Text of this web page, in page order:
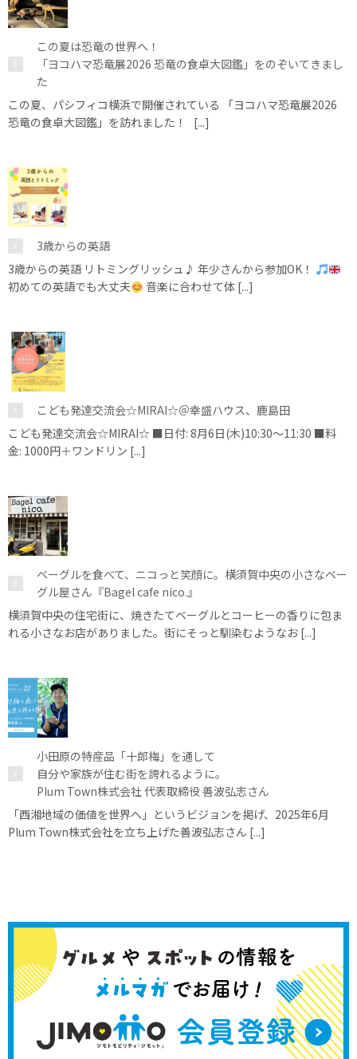
この夏は恐竜の世界へ！
「ヨコハマ恐竜展2026 恐竜の食卓大図鑑」をのぞいてきまし
た
この夏、パシフィコ横浜で開催されている 「ヨコハマ恐竜展2026
恐竜の食卓大図鑑」を訪れました！ [...]
3歳からの英語
3歳からの英語 リトミングリッシュ♪ 年少さんから参加OK！
初めての英語でも大丈夫
音楽に合わせて体 [...]
こども発達交流会☆MIRAI☆＠幸盛ハウス、鹿島田
こども発達交流会☆MIRAI☆ ■日付: 8月6日(木)10:30～11:30 ■料
金: 1000円＋ワンドリン [...]
ベーグルを食べて、ニコっと笑顔に。横須賀中央の小さなベー
グル屋さん『Bagel cafe nico.』
横須賀中央の住宅街に、焼きたてベーグルとコーヒーの香りに包ま
れる小さなお店がありました。街にそっと馴染むようなお [...]
小田原の特産品「十郎梅」を通して
自分や家族が住む街を誇れるように。
Plum Town株式会社 代表取締役 善波弘志さん
「西湘地域の価値を世界へ」というビジョンを掲げ、2025年6月
Plum Town株式会社を立ち上げた善波弘志さん [...]